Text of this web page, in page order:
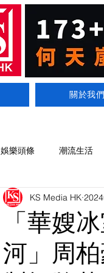
關於我
娛樂頭條 潮流生活
「華嫂
河」周
KS Media HK